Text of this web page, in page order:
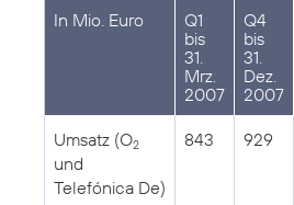
In Mio. Euro
Q1
bis
31.
Mrz.
2007
Q4
bis
31.
Dez.
2007
Umsatz (O2
und
Telefónica De)
843 929